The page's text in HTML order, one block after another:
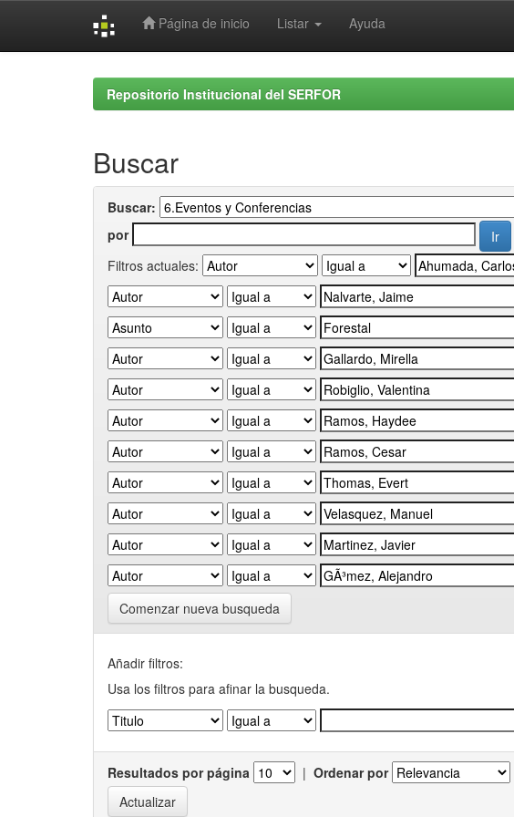
Página de inicio Listar Ayuda
Repositorio Institucional del SERFOR
Buscar
Buscar:
por
Filtros actuales:
Comenzar nueva busqueda
Añadir filtros:
Usa los filtros para afinar la busqueda.
Resultados por página | Ordenar por